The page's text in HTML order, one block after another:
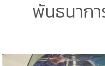
พันธนาก